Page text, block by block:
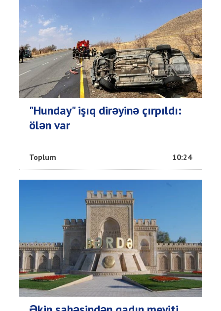
"Hunday" işıq dirəyinə çırpıldı:
ölən var
Toplum 10:24